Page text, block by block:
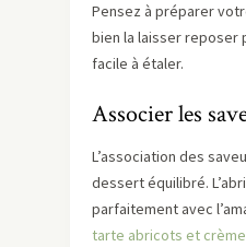
Pensez à préparer
bien la laisser reposer
facile à étaler.
Associer les
L’association des
dessert équilibré.
parfaitement avec
tarte abricots et crème